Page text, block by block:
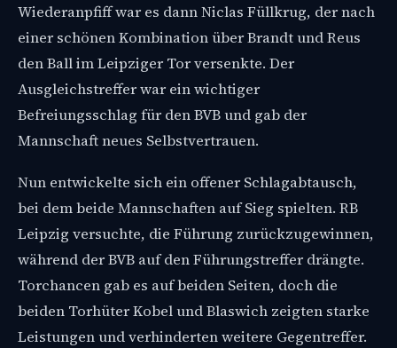
Wiederanpfiff war es dann Niclas Füllkrug, der nach
einer schönen Kombination über Brandt und Reus
den Ball im Leipziger Tor versenkte. Der
Ausgleichstreffer war ein wichtiger
Befreiungsschlag für den BVB und gab der
Mannschaft neues Selbstvertrauen.
Nun entwickelte sich ein offener Schlagabtausch,
bei dem beide Mannschaften auf Sieg spielten. RB
Leipzig versuchte, die Führung zurückzugewinnen,
während der BVB auf den Führungstreffer drängte.
Torchancen gab es auf beiden Seiten, doch die
beiden Torhüter Kobel und Blaswich zeigten starke
Leistungen und verhinderten weitere Gegentreffer.